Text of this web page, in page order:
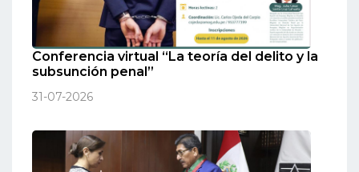
Conferencia virtual “La teoría del delito y la
subsunción penal”
31-07-2026